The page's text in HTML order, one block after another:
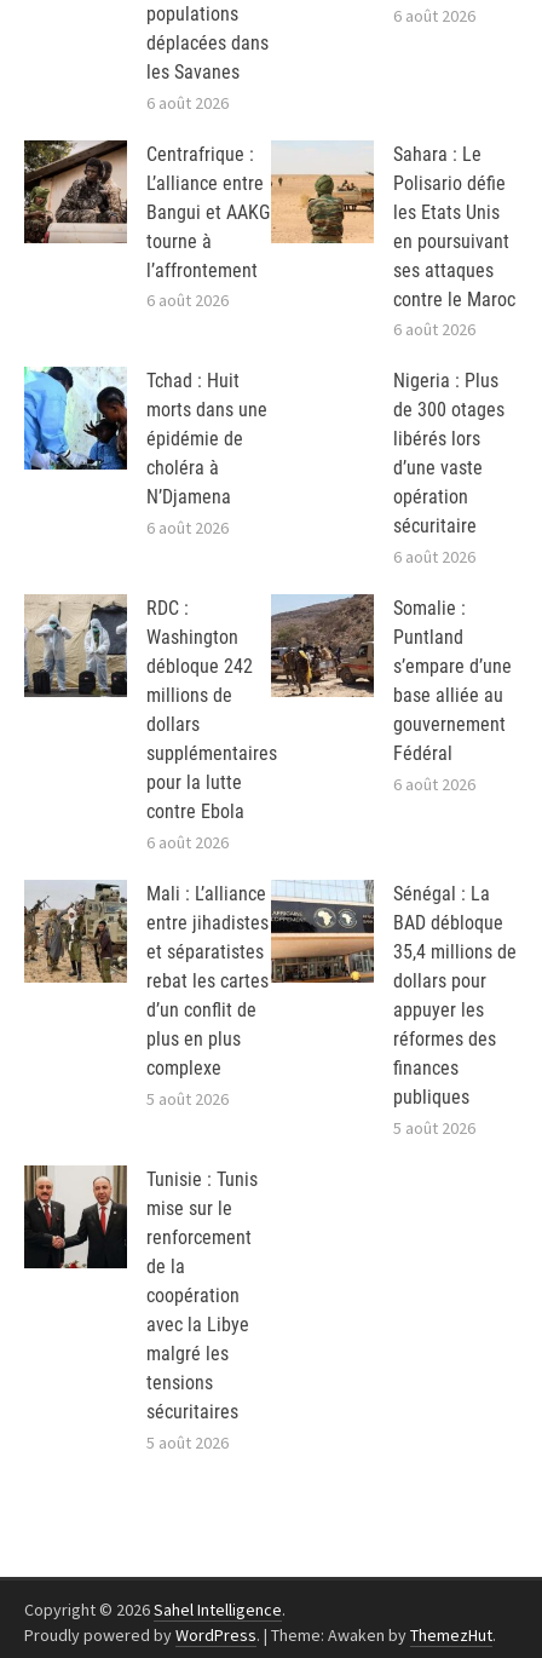
populations
déplacées dans
les Savanes
6 août 2026
6 août 2026
Centrafrique :
L’alliance entre
Bangui et AAKG
tourne à
l’affrontement
6 août 2026
Sahara : Le
Polisario défie
les Etats Unis
en poursuivant
ses attaques
contre le Maroc
6 août 2026
Tchad : Huit
morts dans une
épidémie de
choléra à
N’Djamena
6 août 2026
Nigeria : Plus
de 300 otages
libérés lors
d’une vaste
opération
sécuritaire
6 août 2026
RDC :
Washington
débloque 242
millions de
dollars
supplémentaires
pour la lutte
contre Ebola
6 août 2026
Somalie :
Puntland
s’empare d’une
base alliée au
gouvernement
Fédéral
6 août 2026
Mali : L’alliance
entre jihadistes
et séparatistes
rebat les cartes
d’un conflit de
plus en plus
complexe
5 août 2026
Sénégal : La
BAD débloque
35,4 millions de
dollars pour
appuyer les
réformes des
finances
publiques
5 août 2026
Tunisie : Tunis
mise sur le
renforcement
de la
coopération
avec la Libye
malgré les
tensions
sécuritaires
5 août 2026
Copyright © 2026Sahel Intelligence.
Proudly powered byWordPress. | Theme: Awaken byThemezHut.